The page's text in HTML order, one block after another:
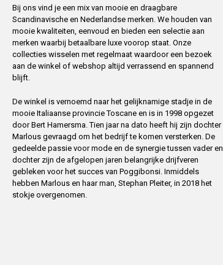
Bij ons vind je een mix van mooie en draagbare
Scandinavische en Nederlandse merken. We houden van
mooie kwaliteiten, eenvoud en bieden een selectie aan
merken waarbij betaalbare luxe voorop staat. Onze
collecties wisselen met regelmaat waardoor een bezoek
aan de winkel of webshop altijd verrassend en spannend
blijft.
De winkel is vernoemd naar het gelijknamige stadje in de
mooie Italiaanse provincie Toscane en is in 1998 opgezet
door Bert Hamersma. Tien jaar na dato heeft hij zijn dochter
Marlous gevraagd om het bedrijf te komen versterken. De
gedeelde passie voor mode en de synergie tussen vader en
dochter zijn de afgelopen jaren belangrijke drijfveren
gebleken voor het succes van Poggibonsi. Inmiddels
hebben Marlous en haar man, Stephan Pleiter, in 2018 het
stokje overgenomen.